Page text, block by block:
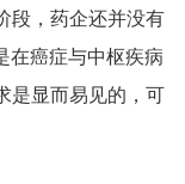
段，药企还并没有
在癌症与中枢疾病
是显而易见的，可